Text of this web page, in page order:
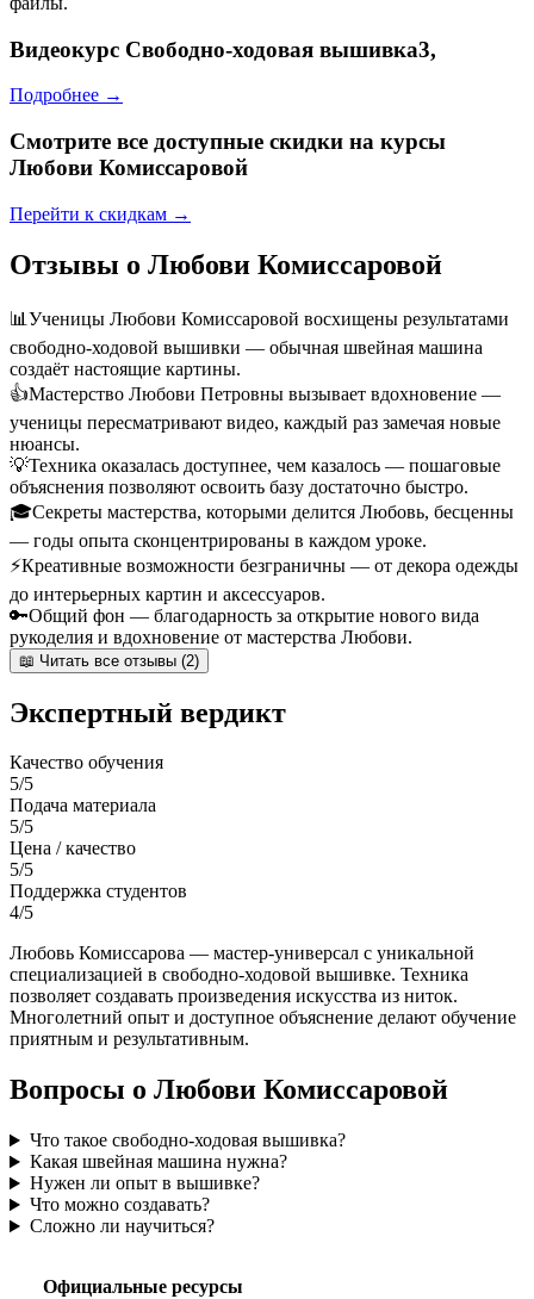
Видеокурс Свободно-ходовая вышивка3,
Подробнее →
Смотрите все доступные скидки на курсы
Любови Комиссаровой
Перейти к скидкам →
Отзывы о Любови Комиссаровой
📊 Ученицы Любови Комиссаровой восхищены результатами
свободно-ходовой вышивки — обычная швейная машина
создаёт настоящие картины.
👍Мастерство Любови Петровны вызывает вдохновение —
ученицы пересматривают видео, каждый раз замечая новые
нюансы.
💡Техника оказалась доступнее, чем казалось — пошаговые
объяснения позволяют освоить базу достаточно быстро.
🎓Секреты мастерства, которыми делится Любовь, бесценны
— годы опыта сконцентрированы в каждом уроке.
⚡Креативные возможности безграничны — от декора одежды
до интерьерных картин и аксессуаров.
🔑Общий фон — благодарность за открытие нового вида
рукоделия и вдохновение от мастерства Любови.
📖 Читать все отзывы (2)
Экспертный вердикт
Качество обучения
5/5
Подача материала
5/5
Цена / качество
5/5
Поддержка студентов
4/5
Любовь Комиссарова — мастер-универсал с уникальной
специализацией в свободно-ходовой вышивке. Техника
позволяет создавать произведения искусства из ниток.
Многолетний опыт и доступное объяснение делают обучение
приятным и результативным.
Вопросы о Любови Комиссаровой
Что такое свободно-ходовая вышивка?
Какая швейная машина нужна?
Нужен ли опыт в вышивке?
Что можно создавать?
Сложно ли научиться?
Официальные ресурсы